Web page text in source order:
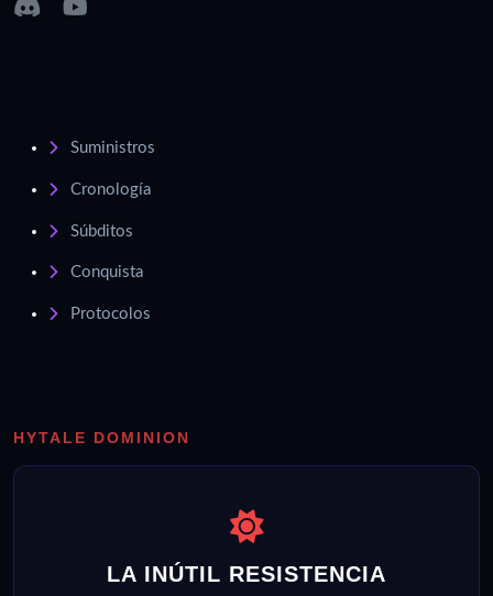
Suministros
Cronología
Súbditos
Conquista
Protocolos
HYTALE DOMINION
LA INÚTIL RESISTENCIA